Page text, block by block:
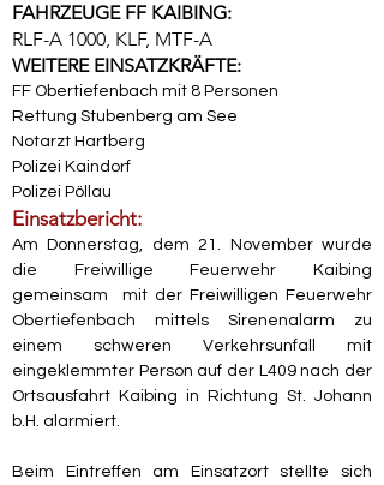
FAHRZEUGE FF KAIBING:
RLF-A 1000, KLF, MTF-A
WEITERE EINSATZKRÄFTE:
FF Obertiefenbach mit 8 Personen
Rettung Stubenberg am See
Notarzt Hartberg
Polizei Kaindorf
Polizei Pöllau
Einsatzbericht:
Am Donnerstag, dem 21. November wurde
die Freiwillige Feuerwehr Kaibing
gemeinsam  mit der Freiwilligen Feuerwehr
Obertiefenbach mittels Sirenenalarm zu
einem schweren Verkehrsunfall mit
eingeklemmter Person auf der L409 nach der
Ortsausfahrt Kaibing in Richtung St. Johann
b.H. alarmiert.
Beim Eintreffen am Einsatzort stellte sich